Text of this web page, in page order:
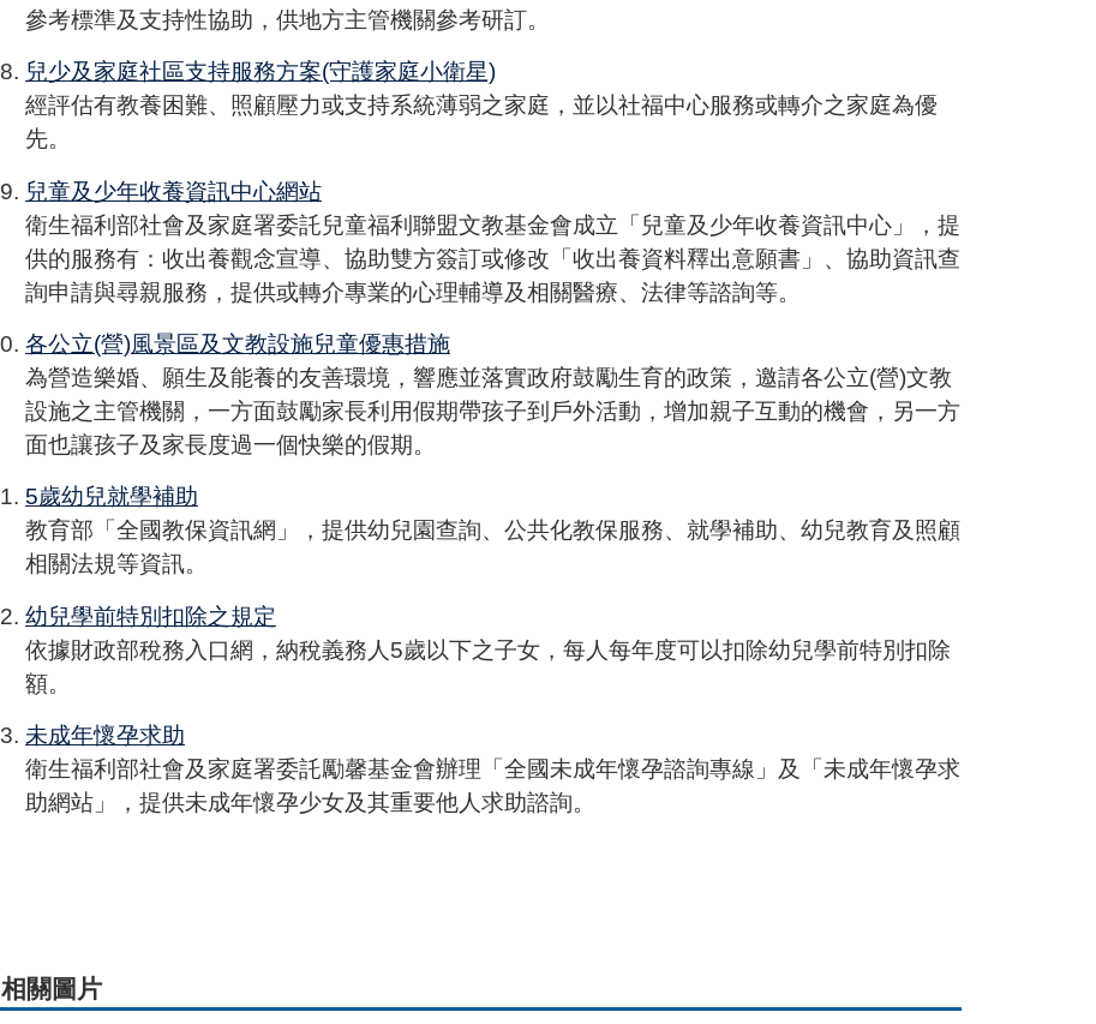
參考標準及支持性協助，供地方主管機關參考研訂。
兒少及家庭社區支持服務方案(守護家庭小衛星)
經評估有教養困難、照顧壓力或支持系統薄弱之家庭，並以社福中心服務或轉介之家庭為優
先。
兒童及少年收養資訊中心網站
衛生福利部社會及家庭署委託兒童福利聯盟文教基金會成立「兒童及少年收養資訊中心」，提
供的服務有：收出養觀念宣導、協助雙方簽訂或修改「收出養資料釋出意願書」、協助資訊查
詢申請與尋親服務，提供或轉介專業的心理輔導及相關醫療、法律等諮詢等。
各公立(營)風景區及文教設施兒童優惠措施
為營造樂婚、願生及能養的友善環境，響應並落實政府鼓勵生育的政策，邀請各公立(營)文教
設施之主管機關，一方面鼓勵家長利用假期帶孩子到戶外活動，增加親子互動的機會，另一方
面也讓孩子及家長度過一個快樂的假期。
5歲幼兒就學補助
教育部「全國教保資訊網」，提供幼兒園查詢、公共化教保服務、就學補助、幼兒教育及照顧
相關法規等資訊。
幼兒學前特別扣除之規定
依據財政部稅務入口網，納稅義務人5歲以下之子女，每人每年度可以扣除幼兒學前特別扣除
額。
未成年懷孕求助
衛生福利部社會及家庭署委託勵馨基金會辦理「全國未成年懷孕諮詢專線」及「未成年懷孕求
助網站」，提供未成年懷孕少女及其重要他人求助諮詢。
相關圖片